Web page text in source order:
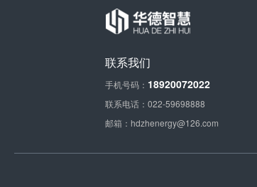
联系我们
手机号码： 18920072022
联系电话：022-59698888
邮箱：hdzhenergy@126.com